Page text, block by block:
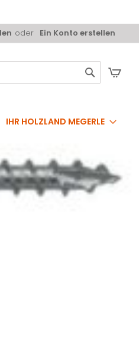
Ein Konto erstellen
IHR HOLZLAND MEGERLE